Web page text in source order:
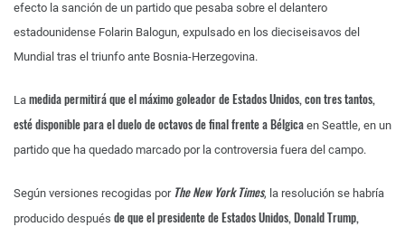
efecto la sanción de un partido que pesaba sobre el delantero
estadounidense Folarin Balogun, expulsado en los dieciseisavos del
Mundial tras el triunfo ante Bosnia-Herzegovina.
La medida permitirá que el máximo goleador de Estados Unidos, con tres tantos,
esté disponible para el duelo de octavos de final frente a Bélgica en Seattle, en un
partido que ha quedado marcado por la controversia fuera del campo.
Según versiones recogidas por The New York Times, la resolución se habría
producido después de que el presidente de Estados Unidos, Donald Trump,